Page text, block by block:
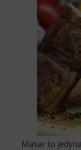
Masar to